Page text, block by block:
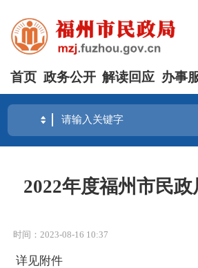
首页 政务公开 解读回应 办事
2022年度福州市民
时间：2023-08-16 10:37
详见附件